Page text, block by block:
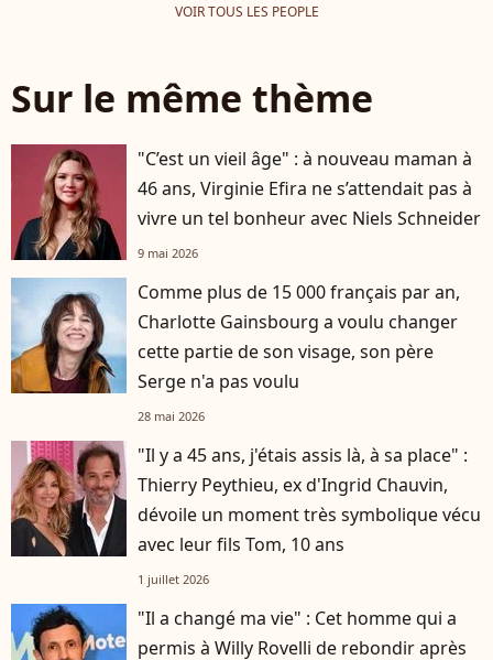
VOIR TOUS LES PEOPLE
Sur le même thème
"C’est un vieil âge" : à nouveau maman à
46 ans, Virginie Efira ne s’attendait pas à
vivre un tel bonheur avec Niels Schneider
9 mai 2026
Comme plus de 15 000 français par an,
Charlotte Gainsbourg a voulu changer
cette partie de son visage, son père
Serge n'a pas voulu
28 mai 2026
"Il y a 45 ans, j'étais assis là, à sa place" :
Thierry Peythieu, ex d'Ingrid Chauvin,
dévoile un moment très symbolique vécu
avec leur fils Tom, 10 ans
1 juillet 2026
"Il a changé ma vie" : Cet homme qui a
permis à Willy Rovelli de rebondir après